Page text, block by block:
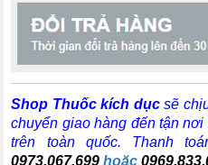
Shop Thuốc kích dục sẽ
chuyển giao hàng đến tận nơi
trên toàn quốc. Thanh
0973.067.699 hoặc